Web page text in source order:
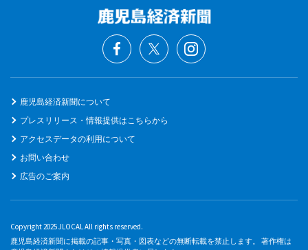
鹿児島経済新聞について
プレスリリース・情報提供はこちらから
アクセスデータの利用について
お問い合わせ
広告のご案内
Copyright 2025 JLOCAL All rights reserved.
鹿児島経済新聞に掲載の記事・写真・図表などの無断転載を禁止します。 著作権は